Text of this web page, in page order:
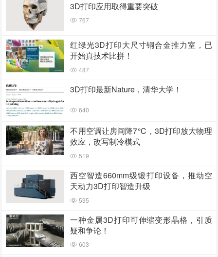
3D打印应用取得重要突破
767
红绿光3D打印大尺寸铜合金推力室，已
开始真技术比拼！
487
3D打印最新Nature，清华大学！
640
不用空调让房间降7℃，3D打印放大物理
效应，改写制冷模式
519
西空智造660mm级锻打印设备，推动空
天动力3D打印智造升级
535
一种金属3D打印可伸缩变形晶格，引质
疑和争论！
603